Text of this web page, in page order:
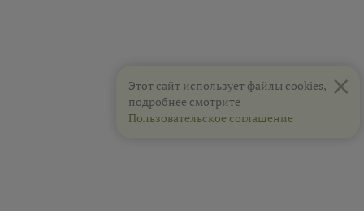
×
Этот сайт использует файлы cookies,
подробнее смотрите
Пользовательское соглашение